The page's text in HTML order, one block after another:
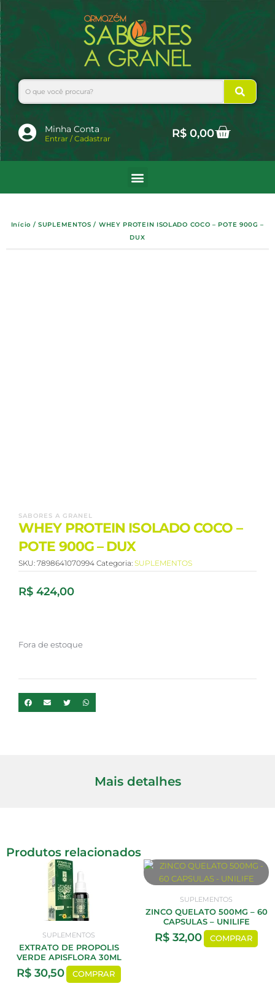
para
o
conteúdo
Search
Minha Conta
Entrar / Cadastrar R$0,00Cart
Início /SUPLEMENTOS / WHEY PROTEIN ISOLADO COCO – POTE 900G –
DUX
SABORES A GRANEL
WHEY PROTEIN ISOLADO COCO –
POTE 900G – DUX
SKU: 7898641070994 Categoria: SUPLEMENTOS
R$ 424,00
Fora de estoque
Mais detalhes
Produtos relacionados
SUPLEMENTOS
EXTRATO DE PROPOLIS
VERDE APISFLORA 30ML
R$ 30,50 COMPRAR
SUPLEMENTOS
ZINCO QUELATO 500MG – 60
CAPSULAS – UNILIFE
R$32,00 COMPRAR